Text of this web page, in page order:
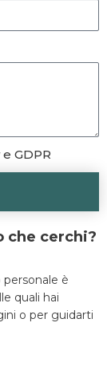
GDPR
che cerchi?
è
quali hai
o per guidarti